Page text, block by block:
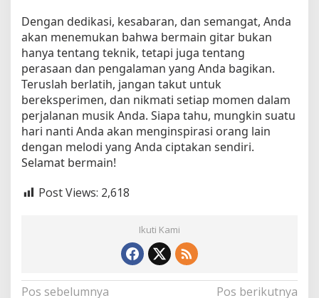
Dengan dedikasi, kesabaran, dan semangat, Anda
akan menemukan bahwa bermain gitar bukan
hanya tentang teknik, tetapi juga tentang
perasaan dan pengalaman yang Anda bagikan.
Teruslah berlatih, jangan takut untuk
bereksperimen, dan nikmati setiap momen dalam
perjalanan musik Anda. Siapa tahu, mungkin suatu
hari nanti Anda akan menginspirasi orang lain
dengan melodi yang Anda ciptakan sendiri.
Selamat bermain!
Post Views: 2,618
Ikuti Kami
Pos sebelumnya
Pos berikutnya